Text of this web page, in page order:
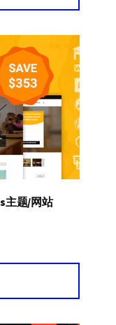
主题/网站